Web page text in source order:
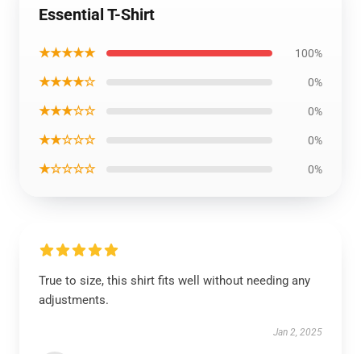
Essential T-Shirt
★★★★★ 100%
★★★★☆ 0%
★★★☆☆ 0%
★★☆☆☆ 0%
★☆☆☆☆ 0%
True to size, this shirt fits well without needing any
adjustments.
Jan 2, 2025